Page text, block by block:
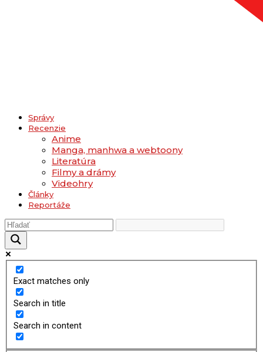
Správy
Recenzie
Anime
Manga, manhwa a webtoony
Literatúra
Filmy a drámy
Videohry
Články
Reportáže
Exact matches only
Search in title
Search in content